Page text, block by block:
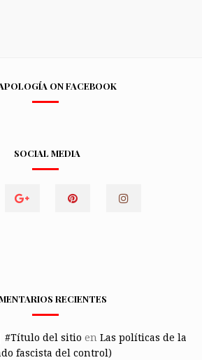
ON FACEBOOK
SOCIAL MEDIA
RECIENTES
#Título del sitio en Las políticas de la
fascista del control)